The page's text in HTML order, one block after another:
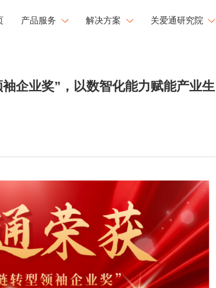
产品服务
员工活力
职业发展
解决方案
企业用餐解决方案
大型企业福利解决方案
关爱通研究院
新闻中心
企业奖”，以数智化能力赋能产业生